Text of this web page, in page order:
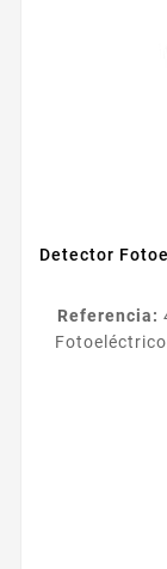
Detector
Referencia:
Fotoeléctrico
422 cms 166
visible